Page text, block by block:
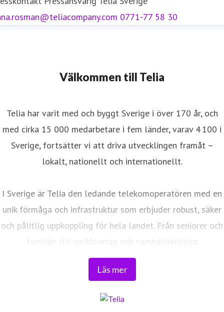
0771-77 58 30
Välkommen till Telia
Läs mer
Telia har varit med och byggt Sverige i över 170 år, och
med cirka 15 000 medarbetare i fem länder, varav 4 100 i
Sverige, fortsätter vi att driva utvecklingen framåt –
lokalt, nationellt och internationellt.
I Sverige är Telia den ledande telekomoperatören med en
unik förmåga och infrastruktur som erbjuder robust, säker
och pålitlig uppkoppling för hela landet. Från seniorer och
familjer till småföretag och samhällskritiska
verksamheter. Vi möjliggör digitaliseringens kraft i
vardagen och är en del av Sveriges totalförsvar. Med
transportnätet och ett mobilnät i världsklass skapar vi en